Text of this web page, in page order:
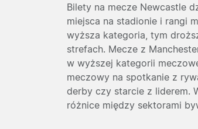
Bilety na mecze Newcastle
miejsca na stadionie i rangi
wyższa kategoria, tym
strefach. Mecze z
w wyższej kategorii
meczowy na spotkanie z
derby czy starcie z liderem.
różnice między sektorami